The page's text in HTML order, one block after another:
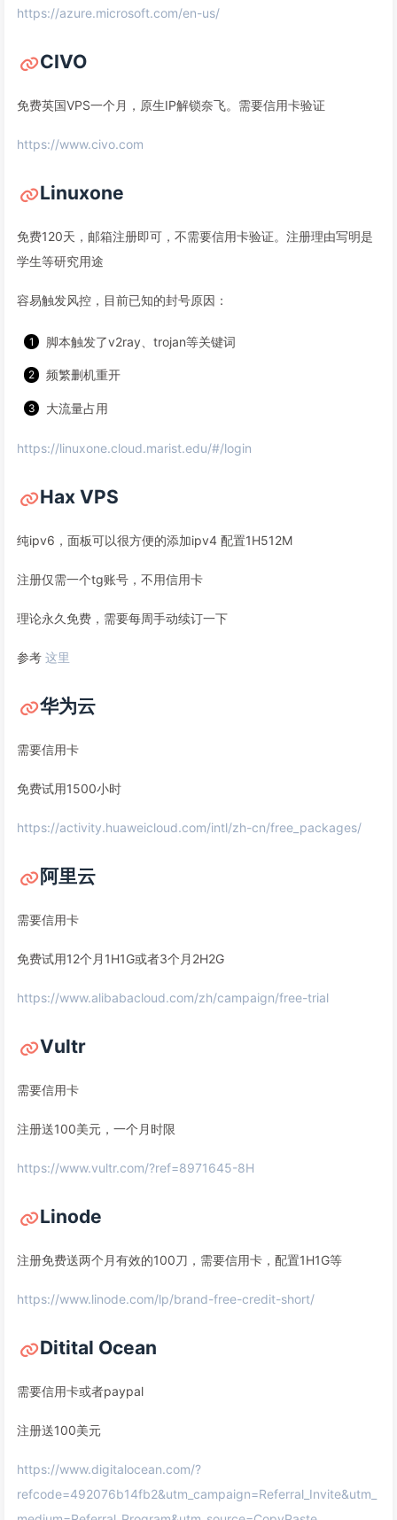
https://azure.microsoft.com/en-us/
CIVO
免费英国VPS一个月，原生IP解锁奈飞。需要信用卡验证
https://www.civo.com
Linuxone
免费120天，邮箱注册即可，不需要信用卡验证。注册理由写明是
学生等研究用途
容易触发风控，目前已知的封号原因：
脚本触发了v2ray、trojan等关键词
频繁删机重开
大流量占用
https://linuxone.cloud.marist.edu/#/login
Hax VPS
纯ipv6，面板可以很方便的添加ipv4 配置1H512M
注册仅需一个tg账号，不用信用卡
理论永久免费，需要每周手动续订一下
参考 这里
华为云
需要信用卡
免费试用1500小时
https://activity.huaweicloud.com/intl/zh-cn/free_packages/
阿里云
需要信用卡
免费试用12个月1H1G或者3个月2H2G
https://www.alibabacloud.com/zh/campaign/free-trial
Vultr
需要信用卡
注册送100美元，一个月时限
https://www.vultr.com/?ref=8971645-8H
Linode
注册免费送两个月有效的100刀，需要信用卡，配置1H1G等
https://www.linode.com/lp/brand-free-credit-short/
Ditital Ocean
需要信用卡或者paypal
注册送100美元
https://www.digitalocean.com/?
refcode=492076b14fb2&utm_campaign=Referral_Invite&utm_